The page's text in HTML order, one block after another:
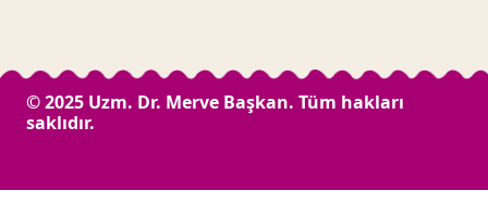
© 2025 Uzm. Dr. Merve Başkan. Tüm hakları
saklıdır.